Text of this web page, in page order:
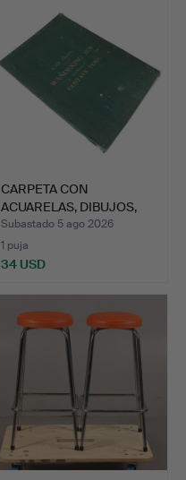
CARPETA CON
ACUARELAS, DIBUJOS,
GRABADOS, …
Subastado 5 ago 2026
1 puja
34 USD